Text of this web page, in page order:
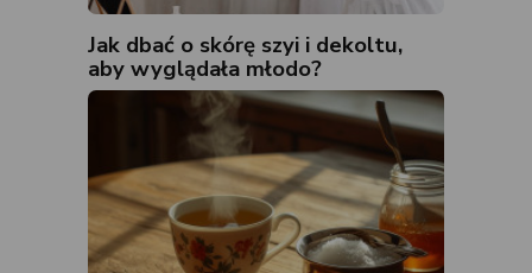
Jak dbać o skórę szyi i dekoltu,
aby wyglądała młodo?